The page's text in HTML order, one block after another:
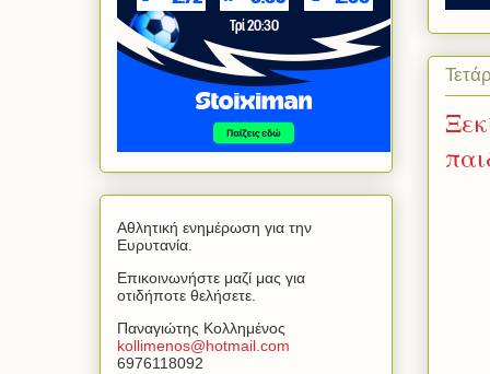
Αθλητική ενημέρωση για την
Ευρυτανία.
Επικοινωνήστε μαζί μας για
οτιδήποτε θελήσετε.
Παναγιώτης Κολλημένος
kollimenos@hotmail com
6976118092